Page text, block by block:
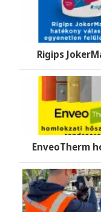
Rigips
EnveoTherm